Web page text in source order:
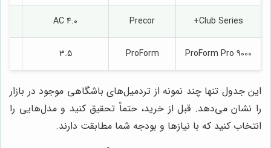
Club Series+
Precor
4.0 AC
ProForm Pro 9000
ProForm
3.5
این جدول تنها چند نمونه از تردمیل‌های باشگاهی موجود در بازار
را نشان می‌دهد. قبل از خرید، حتماً تحقیق کنید و مدل‌هایی را
انتخاب کنید که با نیازها و بودجه شما مطابقت دارند.